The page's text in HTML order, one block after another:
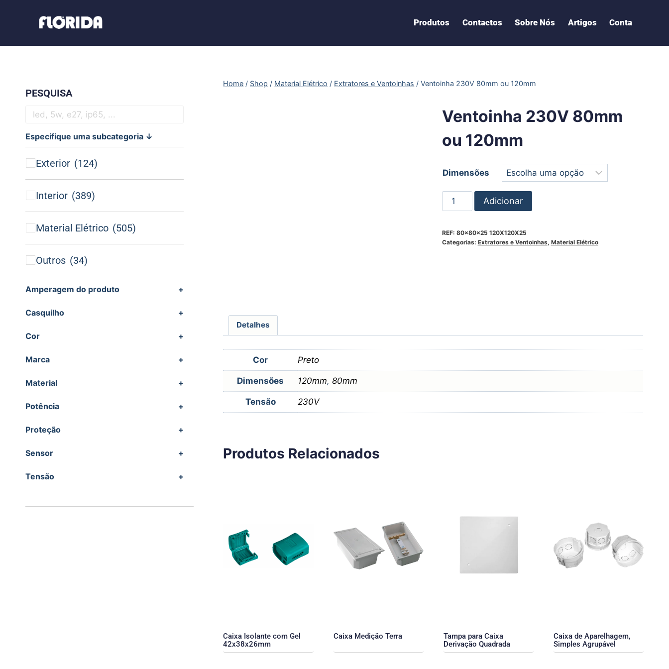
Produtos Contactos Sobre Nós Artigos Conta
Home / Shop / Material Elétrico / Extratores e Ventoinhas / Ventoinha 230V 80mm ou 120mm
Ventoinha 230V 80mm
ou 120mm
Dimensões
Adicionar
REF: 80x80x25 120X120X25
Categorias: Extratores e Ventoinhas, Material Elétrico
Detalhes
Cor Preto
Dimensões 120mm,80mm
Tensão 230V
Produtos Relacionados
Caixa Isolante com Gel
42x38x26mm
Caixa Mediçăo Terra
Tampa para Caixa
Derivaçăo Quadrada
Caixa de Aparelhagem,
Simples Agrupável
PESQUISA
Especifique uma subcategoria ↓
Exterior (124)
Interior (389)
Material Elétrico (505)
Outros (34)
Amperagem do produto +
Casquilho +
Cor +
Marca +
Material +
Potência +
Proteção +
Sensor +
Tensão +